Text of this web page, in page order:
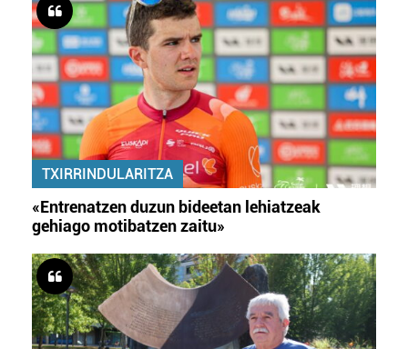
TXIRRINDULARITZA
«Entrenatzen duzun bideetan lehiatzeak
gehiago motibatzen zaitu»